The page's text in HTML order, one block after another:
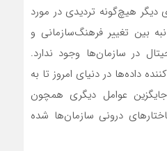
دیگر هیچ‌گونه تردیدی در مورد
بین تغییر فرهنگ‌‌‌سازمانی و
در سازمان‌ها وجود ندارد.
داده‌‌‌ها در دنیای امروز تا به
عوامل دیگری همچون
درونی سازمان‌ها شده